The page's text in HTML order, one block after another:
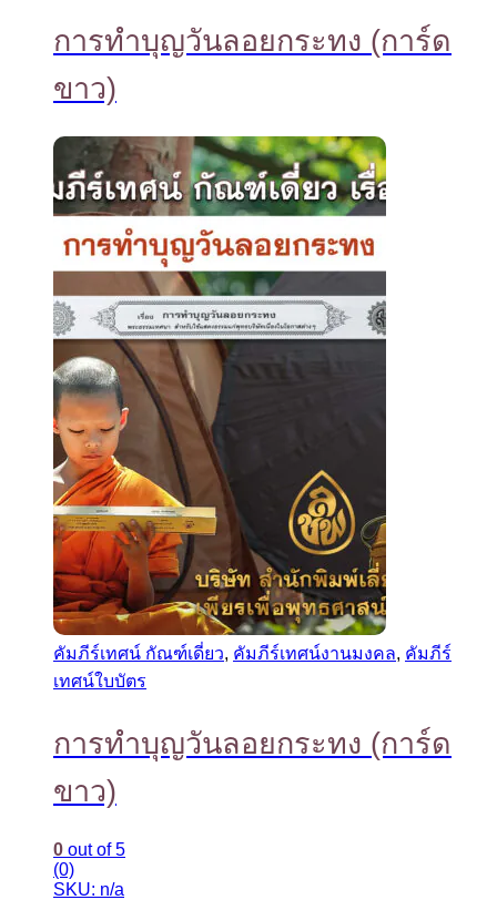
การทำบุญวันลอยกระทง (การ์ด
ขาว)
คัมภีร์เทศน์ กัณฑ์เดี่ยว, คัมภีร์เทศน์งานมงคล, คัมภีร์
เทศน์ใบบัตร
การทำบุญวันลอยกระทง (การ์ด
ขาว)
0 out of 5
(0)
SKU: n/a